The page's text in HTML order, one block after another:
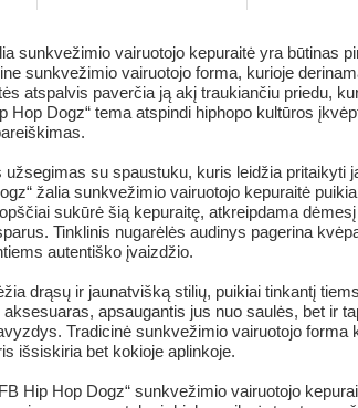
sunkvežimio vairuotojo kepuraitė yra
sunkvežimio vairuotojo forma, kurioje
atspalvis paverčia ją akį traukiančiu priedu,
Hop Dogz“ tema atspindi hiphopo kultūros
su spaustuku, kuris leidžia
žalia sunkvežimio vairuotojo kepuraitė
sukūrė šią kepuraitę, atkreipdama
Tinklinis nugarėlės audinys pagerina
autentiško įvaizdžio.
drąsų ir jaunatvišką stilių, puikiai tinkantį
apsaugantis jus nuo saulės, bet ir
Tradicinė sunkvežimio vairuotojo
išsiskiria bet kokioje aplinkoje.
Hip Hop Dogz“ sunkvežimio vairuotojo